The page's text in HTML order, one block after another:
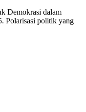
Demokrasi dalam
Polarisasi politik yang